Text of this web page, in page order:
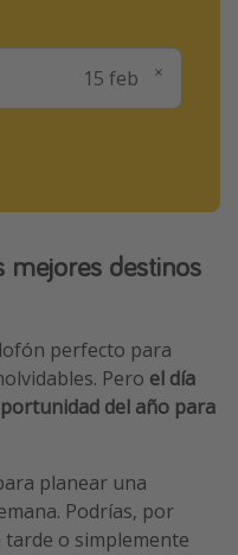
mejores destinos
perfecto para
Pero el día
del año para
planear una
Podrías, por
o simplemente